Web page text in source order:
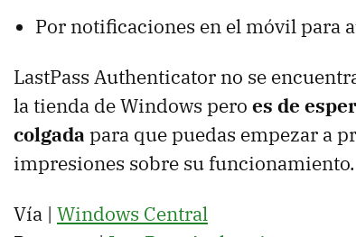
Por notificaciones en el móvil para
LastPass Authenticator no se
la tienda de Windows pero es de
colgada para que puedas empezar a
impresiones sobre su funcionamiento.
Vía | Windows Central